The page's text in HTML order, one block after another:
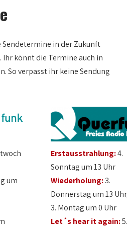
in der Zukunft
könnt die Termine auch in
So verpasst ihr keine Sendung
um
Erstausstrahlung:4.
Sonntag um 13 Uhr
Wiederholung:3.
Donnerstag um 13
3. Montag um 0 Uhr
Let´s hear it again: